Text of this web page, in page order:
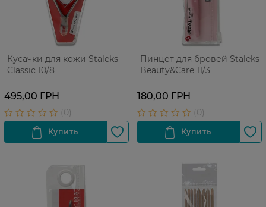
Кусачки для кожи Staleks
Classic 10/8
495,00 ГРН
Пинцет для бровей Staleks
Beauty&Care 11/3
180,00 ГРН